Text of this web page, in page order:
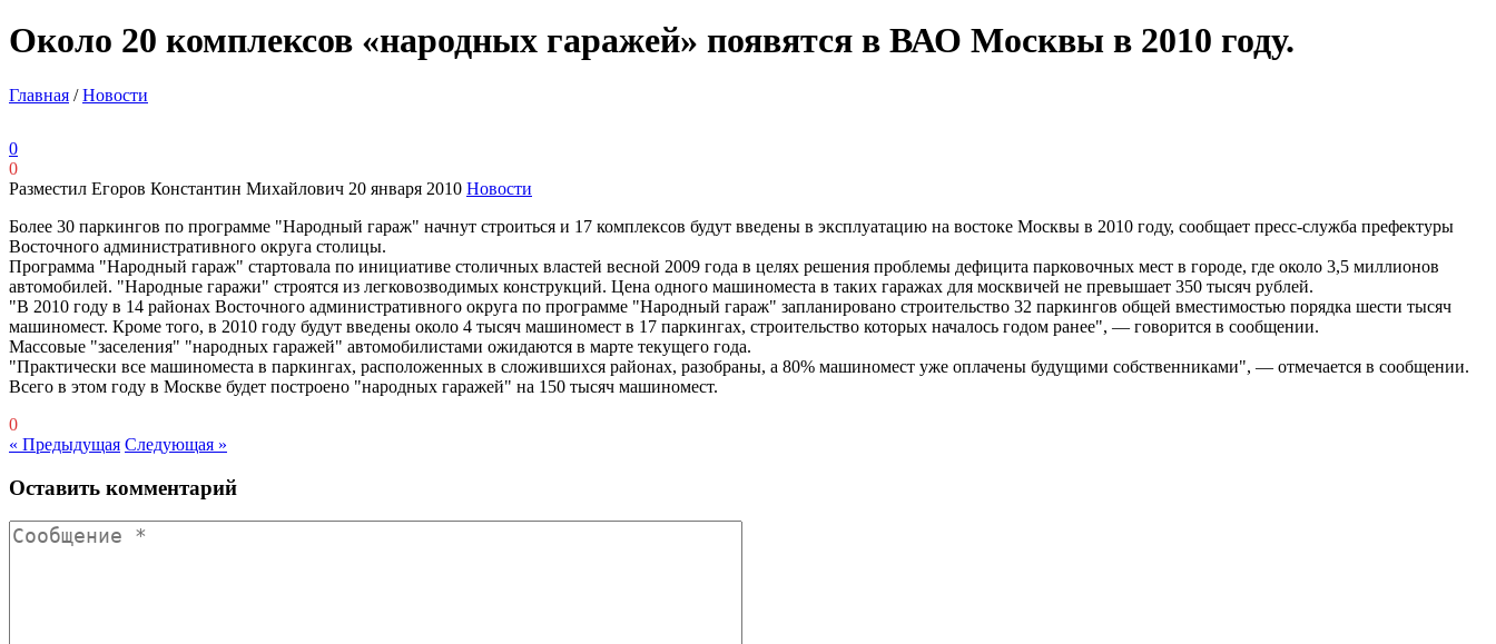
Около 20 комплексов «народных гаражей» появятся в ВАО Москвы в 2010 году.
Главная /Новости
0
0
Разместил Егоров Константин Михайлович 20 января 2010 Новости
Более 30 паркингов по программе "Народный гараж" начнут строиться и 17 комплексов будут введены в эксплуатацию на востоке Москвы в 2010 году, сообщает пресс-служба префектуры
Восточного административного округа столицы.
Программа "Народный гараж" стартовала по инициативе столичных властей весной 2009 года в целях решения проблемы дефицита парковочных мест в городе, где около 3,5 миллионов
автомобилей. "Народные гаражи" строятся из легковозводимых конструкций. Цена одного машиноместа в таких гаражах для москвичей не превышает 350 тысяч рублей.
"В 2010 году в 14 районах Восточного административного округа по программе "Народный гараж" запланировано строительство 32 паркингов общей вместимостью порядка шести тысяч
машиномест. Кроме того, в 2010 году будут введены около 4 тысяч машиномест в 17 паркингах, строительство которых началось годом ранее", — говорится в сообщении.
Массовые "заселения" "народных гаражей" автомобилистами ожидаются в марте текущего года.
"Практически все машиноместа в паркингах, расположенных в сложившихся районах, разобраны, а 80% машиномест уже оплачены будущими собственниками", — отмечается в сообщении.
Всего в этом году в Москве будет построено "народных гаражей" на 150 тысяч машиномест.
0
« Предыдущая Следующая »
Оставить комментарий